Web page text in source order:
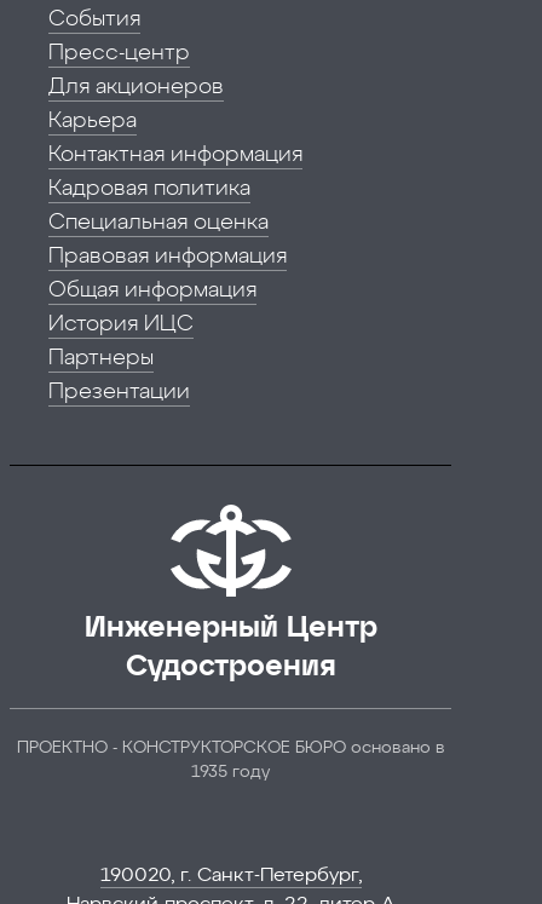
События
Пресс-центр
Для акционеров
Карьера
Контактная информация
Кадровая политика
Специальная оценка
Правовая информация
Общая информация
История ИЦС
Партнеры
Презентации
Инженерный Центр
Судостроения
ПРОЕКТНО - КОНСТРУКТОРСКОЕ БЮРО основано в
1935 году
190020, г. Санкт-Петербург,